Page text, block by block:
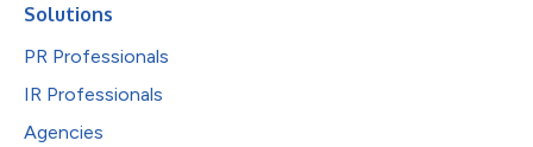
Solutions
PR Professionals
IR Professionals
Agencies